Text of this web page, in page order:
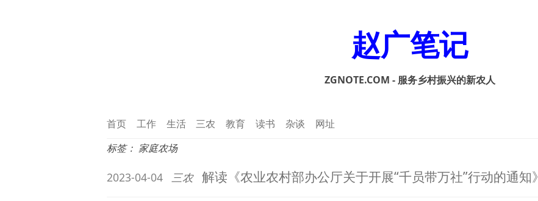
赵广笔记
ZGNOTE.COM - 服务乡村振兴的新农人
首页 工作 生活 三农 教育 读书 杂谈 网址
标签： 家庭农场
2023-04-04 三农 解读《农业农村部办公厅关于开展“千员带万社”行动的通知》